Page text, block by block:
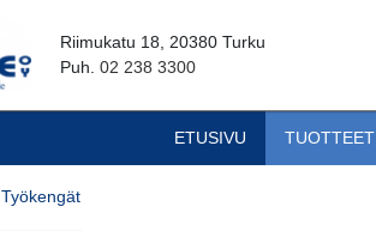
Riimukatu 18, 20380 Turku
Puh. 02 238 3300
ETUSIVU TUOTTEET
Työkengät